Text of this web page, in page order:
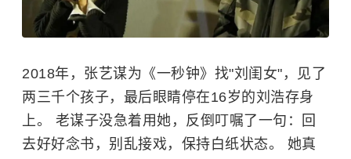
2018年，张艺谋为《一秒钟》找"刘闺女"，见了
两三千个孩子，最后眼睛停在16岁的刘浩存身
上。 老谋子没急着用她，反倒叮嘱了一句：回
去好好念书，别乱接戏，保持白纸状态。 她真